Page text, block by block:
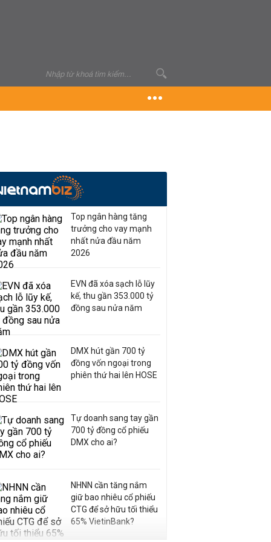
Top ngân hàng tăng
trưởng cho vay mạnh
nhất nửa đầu năm
2026
EVN đã xóa sạch lỗ lũy
kế, thu gần 353.000 tỷ
đồng sau nửa năm
DMX hút gần 700 tỷ
đồng vốn ngoại trong
phiên thứ hai lên HOSE
Tự doanh sang tay gần
700 tỷ đồng cổ phiếu
DMX cho ai?
NHNN cần tăng nắm
giữ bao nhiêu cổ phiếu
CTG để sở hữu tối thiểu
65% VietinBank?